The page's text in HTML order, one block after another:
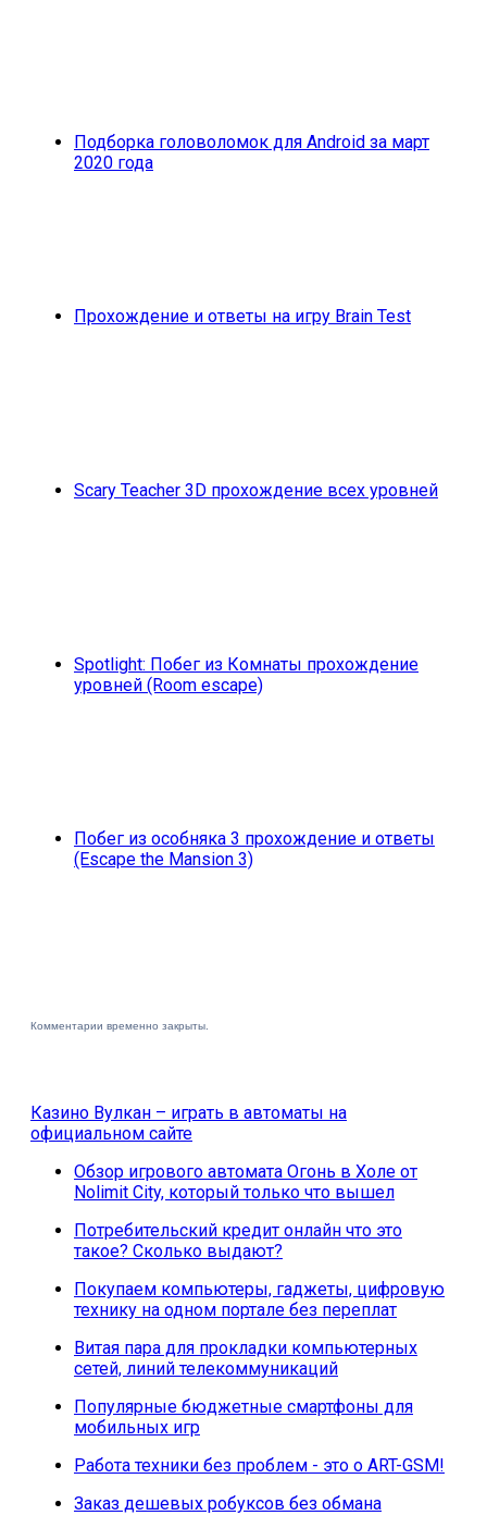
Подборка головоломок для Android за март
2020 года
Прохождение и ответы на игру Brain Test
Scary Teacher 3D прохождение всех уровней
Spotlight: Побег из Комнаты прохождение
уровней (Room escape)
Побег из особняка 3 прохождение и ответы
(Escape the Mansion 3)
Комментарии временно закрыты.
Казино Вулкан – играть в автоматы на
официальном сайте
Обзор игрового автомата Огонь в Холе от
Nolimit City, который только что вышел
Потребительский кредит онлайн что это
такое? Сколько выдают?
Покупаем компьютеры, гаджеты, цифровую
технику на одном портале без переплат
Витая пара для прокладки компьютерных
сетей, линий телекоммуникаций
Популярные бюджетные смартфоны для
мобильных игр
Работа техники без проблем - это о ART-GSM!
Заказ дешевых робуксов без обмана